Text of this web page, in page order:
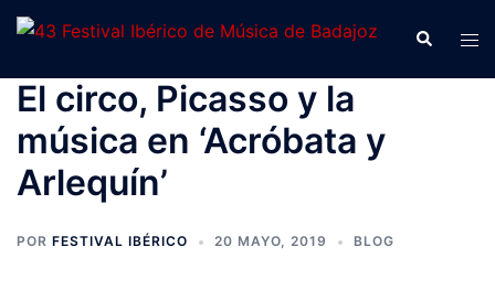
Saltar
Buscar
El circo, Picasso y la
música en ‘Acróbata y
Arlequín’
POR FESTIVAL IBÉRICO 20 MAYO, 2019 BLOG